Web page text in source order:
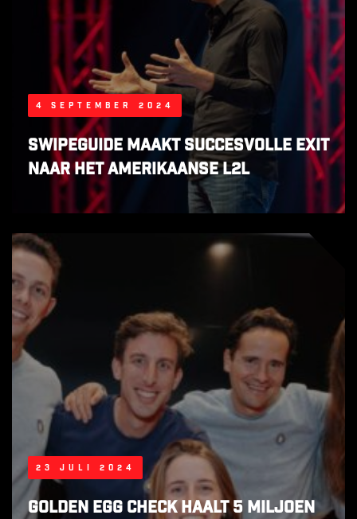
4 september 2024
SwipeGuide maakt succesvolle exit
naar het Amerikaanse L2L
23 juli 2024
Golden Egg Check haalt 5 miljoen